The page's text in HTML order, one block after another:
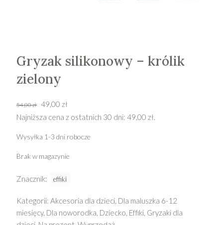
Gryzak silikonowy – królik
zielony
54,00zł Pierwotna
cena
54,00 zł.
49,00 zł
cena
49,00 zł.
Najniższa cena z ostatnich 30 dni: 49,00 zł.
Wysyłka 1-3 dni robocze
Brak w magazynie
Znacznik: effiki
Kategorii: Akcesoria dla dzieci, Dla maluszka 6-12
miesięcy, Dla noworodka, Dziecko, Effiki, Gryzaki dla